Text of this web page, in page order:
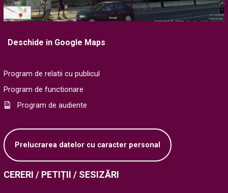
Deschide in Google Maps
Program de relatii cu publicul
Program de functionare
Program de audiente
Prelucrarea datelor cu caracter personal
CERERI / PETIȚII / SESIZĂRI